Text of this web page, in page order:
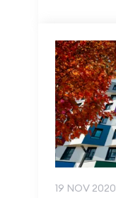
19 NOV 2020